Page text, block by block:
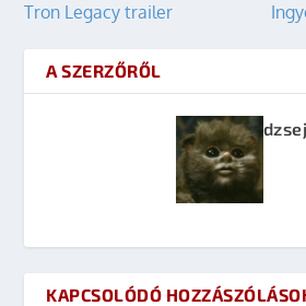
Tron Legacy trailer
A SZERZŐRŐL
KAPCSOLÓDÓ